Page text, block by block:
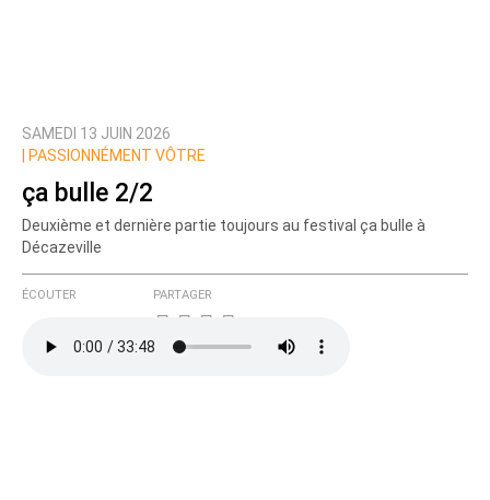
SAMEDI 13 JUIN 2026
PASSIONNÉMENT VÔTRE
ça bulle 2/2
Deuxième et dernière partie toujours au festival ça bulle à
Décazeville
ÉCOUTER PARTAGER